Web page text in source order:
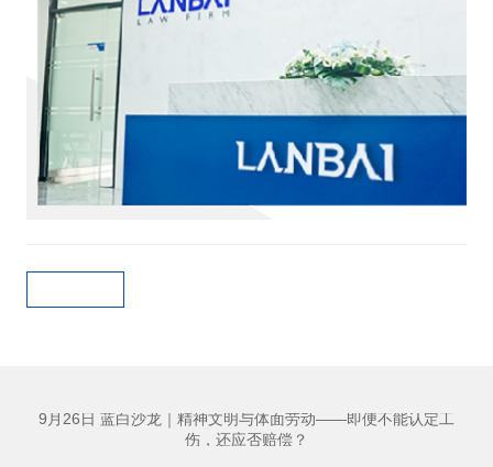
9月26日 蓝白沙龙｜精神文明与体面劳动——即便不能认定工
伤，还应否赔偿？